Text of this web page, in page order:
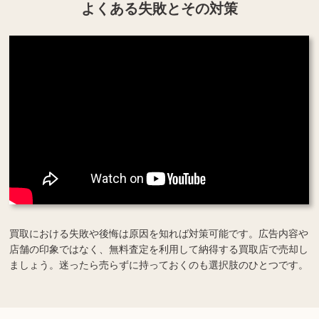
よくある失敗とその対策
買取における失敗や後悔は原因を知れば対策可能です。広告内容や
店舗の印象ではなく、無料査定を利用して納得する買取店で売却し
ましょう。迷ったら売らずに持っておくのも選択肢のひとつです。